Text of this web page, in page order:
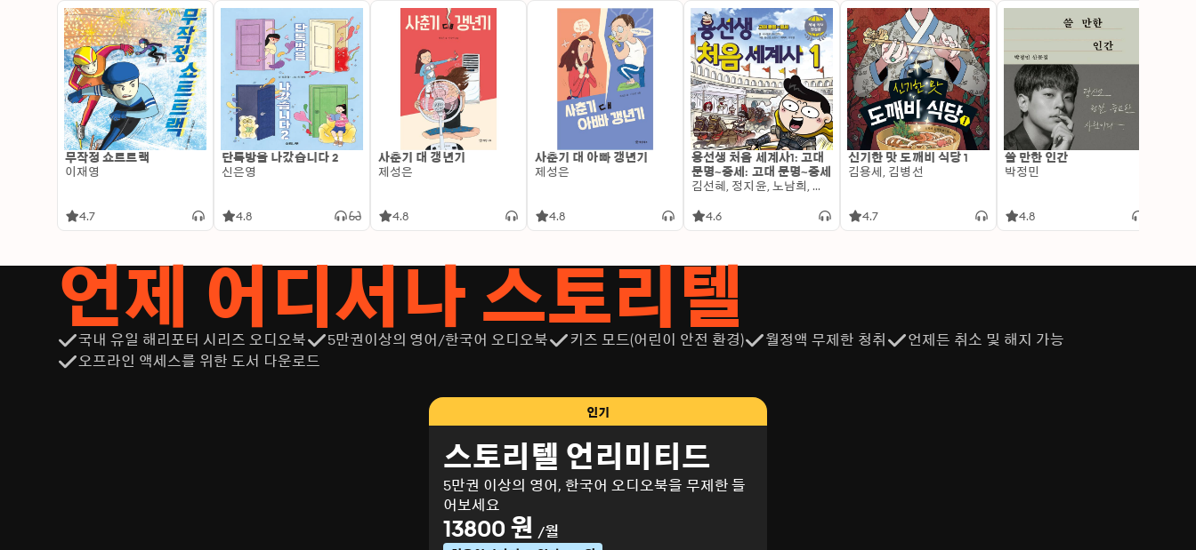
무작정 쇼트트랙
이재영
4.7
단톡방을 나갔습니다 2
신은영
4.8
사춘기 대 갱년기
제성은
4.8
사춘기 대 아빠 갱년기
제성은
4.8
용선생 처음 세계사1: 고대
문명~중세: 고대 문명~중세
김선혜, 정지윤, 노남희, 뭉선생, 윤효식, 이우일, 김선빈, 사회평론 역사연구소
4.6
신기한 맛 도깨비 식당 1
김용세, 김병선
4.7
쓸 만한 인간
박정민
4.8
언제 어디서나 스토리텔
국내 유일 해리포터 시리즈 오디오북 5만권이상의 영어/한국어 오디오북 키즈 모드(어린이 안전 환경) 월정액 무제한 청취
언제든 취소 및 해지 가능
오프라인 액세스를 위한 도서 다운로드
인기
스토리텔 언리미티드
5만권 이상의 영어, 한국어 오디오북을 무제한 들
어보세요
13800 원 /월